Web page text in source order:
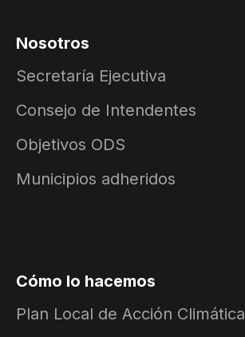
Nosotros
Secretaría Ejecutiva
Consejo de Intendentes
Objetivos ODS
Municipios adheridos
Cómo lo hacemos
Plan Local de Acción Climática